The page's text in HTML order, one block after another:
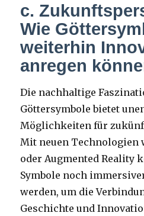
c.
Wie
weiterhin
anregen
Die nachhaltige
Göttersymbole bietet
Möglichkeiten für
Mit neuen Technologien
oder Augmented Reality
Symbole noch
werden, um die
Geschichte und